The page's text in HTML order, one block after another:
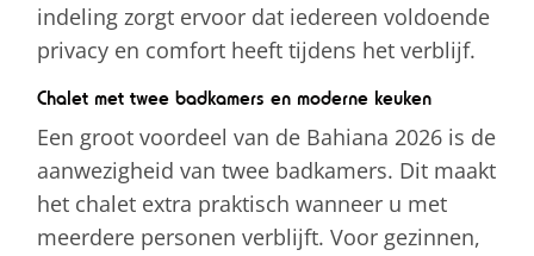
indeling zorgt ervoor dat iedereen voldoende
privacy en comfort heeft tijdens het verblijf.
Chalet met twee badkamers en moderne keuken
Een groot voordeel van de Bahiana 2026 is de
aanwezigheid van twee badkamers. Dit maakt
het chalet extra praktisch wanneer u met
meerdere personen verblijft. Voor gezinnen,